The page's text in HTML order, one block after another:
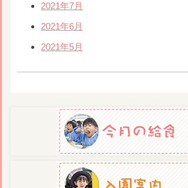
2021年7月
2021年6月
2021年5月